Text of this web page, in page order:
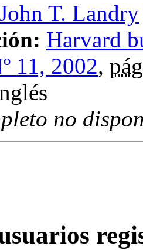
T. Landry
Harvard
11, 2002,
no